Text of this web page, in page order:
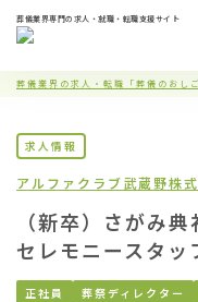
葬儀業界専門の求人・就職・転職支援サイト
葬儀業界の求人・転職「葬儀のおしご
求人情報
アルファクラブ武蔵野株
（新卒）さがみ
セレモニースタッ
正社員 葬祭ディレクター